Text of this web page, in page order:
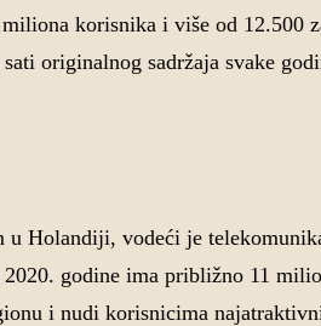
korisnika i više od 12.500
originalnog sadržaja svake
u Holandiji, vodeći je
godine ima približno 11
i nudi korisnicima